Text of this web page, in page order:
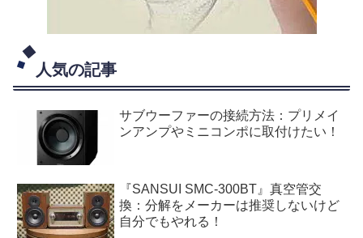
人気の記事
サブウーファーの接続方法：プリメイ
ンアンプやミニコンポに取付けたい！
『SANSUI SMC-300BT』真空管交
換：分解をメーカーは推奨しないけど
自分でもやれる！